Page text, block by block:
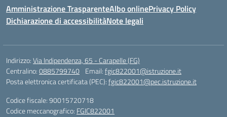
Amministrazione TrasparenteAlbo onlinePrivacy Policy
Dichiarazione di accessibilitàNote legali
Indirizzo:Via Indipendenza, 65 - Carapelle (FG)
Centralino:0885799740 Email:fgic822001@istruzione.it
Posta elettronica certificata (PEC):fgic822001@pec.istruzione.it
Codice fiscale: 90015720718
Codice meccanografico: FGIC822001